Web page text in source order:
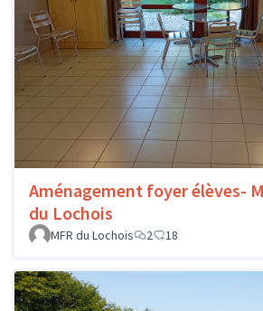
Aménagement foyer élèves-
du Lochois
MFR du Lochois
2 18